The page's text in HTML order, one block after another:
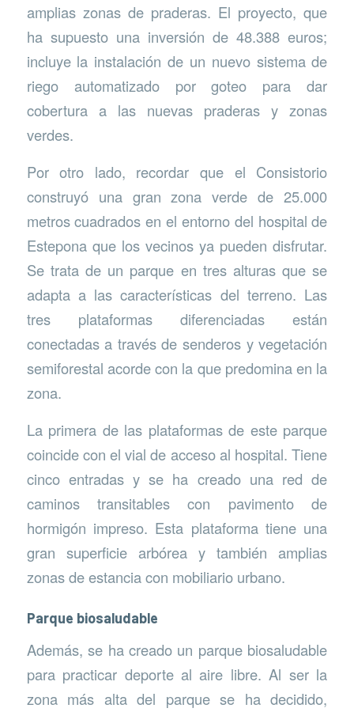
amplias zonas de praderas. El proyecto, que
ha supuesto una inversión de 48.388 euros;
incluye la instalación de un nuevo sistema de
riego automatizado por goteo para dar
cobertura a las nuevas praderas y zonas
verdes.
Por otro lado, recordar que el Consistorio
construyó una gran zona verde de 25.000
metros cuadrados en el entorno del hospital de
Estepona que los vecinos ya pueden disfrutar.
Se trata de un parque en tres alturas que se
adapta a las características del terreno. Las
tres plataformas diferenciadas están
conectadas a través de senderos y vegetación
semiforestal acorde con la que predomina en la
zona.
La primera de las plataformas de este parque
coincide con el vial de acceso al hospital. Tiene
cinco entradas y se ha creado una red de
caminos transitables con pavimento de
hormigón impreso. Esta plataforma tiene una
gran superficie arbórea y también amplias
zonas de estancia con mobiliario urbano.
Parque biosaludable
Además, se ha creado un parque biosaludable
para practicar deporte al aire libre. Al ser la
zona más alta del parque se ha decidido,